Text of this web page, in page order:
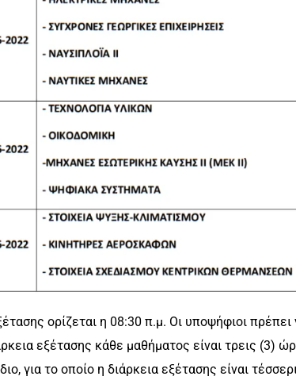
ορίζεται η 08:30 π.μ. Οι υποψήφιοι
εξέτασης κάθε μαθήματος είναι τρεις (3)
για το οποίο η διάρκεια εξέτασης είναι